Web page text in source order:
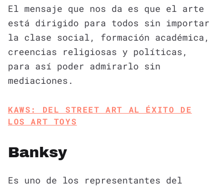
El mensaje que nos da es que el arte
está dirigido para todos sin importar
la clase social, formación académica,
creencias religiosas y políticas,
para así poder admirarlo sin
mediaciones.
KAWS: DEL STREET ART AL ÉXITO DE
LOS ART TOYS
Banksy
Es uno de los representantes del